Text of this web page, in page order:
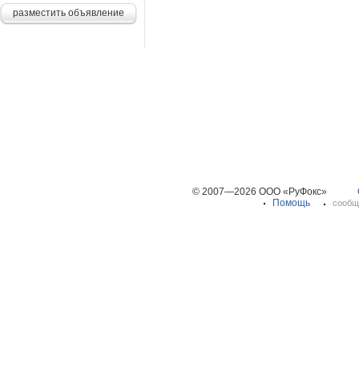
разместить объявление
© 2007—2026 ООО «РуФокс»
Помощь